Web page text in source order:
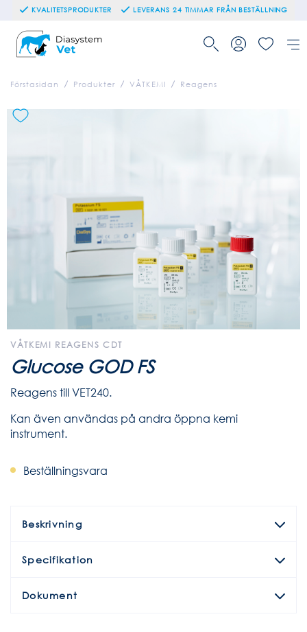
KVALITETSPRODUKTER LEVERANS 24 TIMMAR FRÅN BESTÄLLNING
Förstasidan Produkter VÅTKEMI Reagens
VÅTKEMI REAGENS CDT
Glucose GOD FS
Reagens till VET240.
Kan även användas på andra öppna kemi
instrument.
Beställningsvara
Beskrivning
Specifikation
Dokument